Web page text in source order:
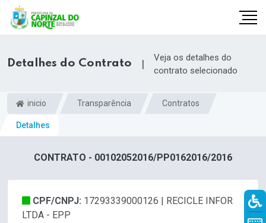
Detalhes do Contrato |
Veja os detalhes do
contrato selecionado
inicio Transparência Contratos
Detalhes
CONTRATO - 00102052016/PP0162016/2016
CPF/CNPJ: 17293339000126 | RECICLE INFOR
LTDA - EPP